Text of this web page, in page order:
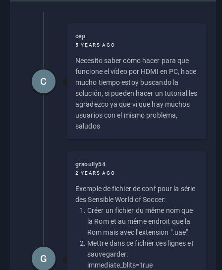
cep
5 YEARS AGO
Necesito saber cómo hacer para que
funcione el vídeo por HDMI en PC, hace
mucho tiempo estoy buscando la
solución, si pueden hacer un tutorial les
agradezco ya que vi que hay muchos
usuarios con el mismo problema,
saludos
C
graoully54
2 YEARS AGO
Exemple de fichier de conf pour la série
des Sensible World of Soccer:
Créer un fichier du même nom que
la Rom et au même endroit que la
Rom mais avec l'extension ".uae"
Mettre dans ce fichier ces lignes et
sauvegarder:
immediate_blits=true
G